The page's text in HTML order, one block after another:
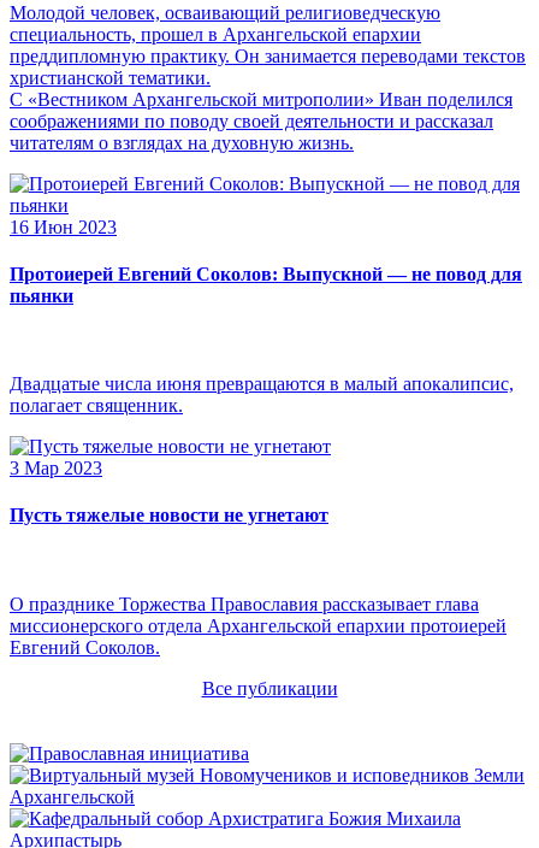
Молодой человек, осваивающий религиоведческую
специальность, прошел в Архангельской епархии
преддипломную практику. Он занимается переводами текстов
христианской тематики.
С «Вестником Архангельской митрополии» Иван поделился
соображениями по поводу своей деятельности и рассказал
читателям о взглядах на духовную жизнь.
16 Июн 2023
Протоиерей Евгений Соколов: Выпускной — не повод для
пьянки
Двадцатые числа июня превращаются в малый апокалипсис,
полагает священник.
3 Мар 2023
Пусть тяжелые новости не угнетают
О празднике Торжества Православия рассказывает глава
миссионерского отдела Архангельской епархии протоиерей
Евгений Соколов.
Все публикации
Архипастырь